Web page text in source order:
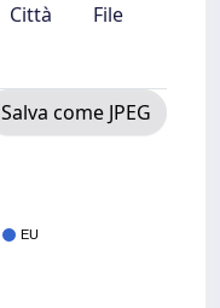
Città
File
Salva come JPEG
EU